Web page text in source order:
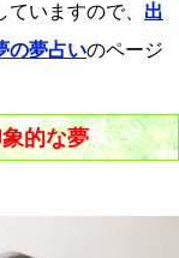
いますので、 出
の夢占いのページ
的な夢